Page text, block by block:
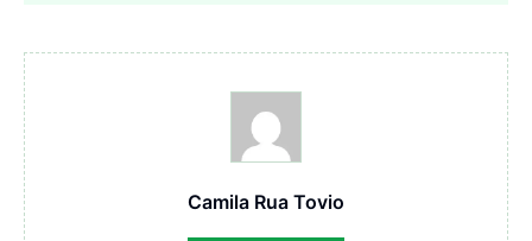
Camila Rua Tovio